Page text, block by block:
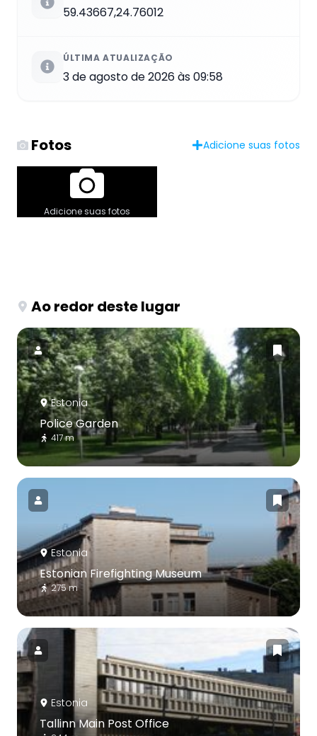
59.43667,24.76012
ÚLTIMA ATUALIZAÇÃO
3 de agosto de 2026 às 09:58
Fotos Adicione suas fotos
Adicione suas fotos
Ao redor deste lugar
Estonia
Police Garden
417 m
Estonia
Estonian Firefighting Museum
275 m
Estonia
Tallinn Main Post Office